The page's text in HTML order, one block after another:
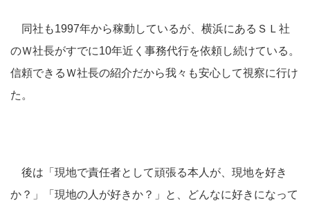
同社も1997年から稼動しているが、横浜にあるＳＬ社
のＷ社長がすでに10年近く事務代行を依頼し続けている。
信頼できるＷ社長の紹介だから我々も安心して視察に行け
た。
後は「現地で責任者として頑張る本人が、現地を好き
か？」「現地の人が好きか？」と、どんなに好きになって